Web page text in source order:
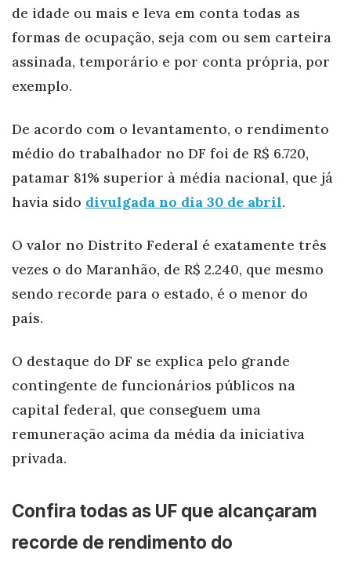
de idade ou mais e leva em conta todas as
formas de ocupação, seja com ou sem carteira
assinada, temporário e por conta própria, por
exemplo.
De acordo com o levantamento, o rendimento
médio do trabalhador no DF foi de R$ 6.720,
patamar 81% superior à média nacional, que já
havia sido divulgada no dia 30 de abril.
O valor no Distrito Federal é exatamente três
vezes o do Maranhão, de R$ 2.240, que mesmo
sendo recorde para o estado, é o menor do
país.
O destaque do DF se explica pelo grande
contingente de funcionários públicos na
capital federal, que conseguem uma
remuneração acima da média da iniciativa
privada.
Confira todas as UF que alcançaram
recorde de rendimento do